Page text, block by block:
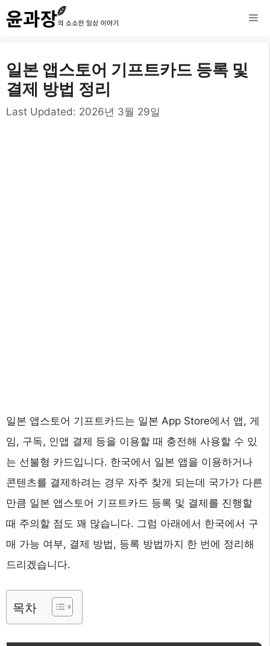
컨
텐
로
건
너
메
일본 앱스토어 기프트카드 등록 및
결제 방법 정리
Last Updated: 2026년 3월 29일
일본 앱스토어 기프트카드는 일본 App Store에서 앱, 게
임, 구독, 인앱 결제 등을 이용할 때 충전해 사용할 수 있
는 선불형 카드입니다. 한국에서 일본 앱을 이용하거나
콘텐츠를 결제하려는 경우 자주 찾게 되는데 국가가 다른
만큼 일본 앱스토어 기프트카드 등록 및 결제를 진행할
때 주의할 점도 꽤 많습니다. 그럼 아래에서 한국에서 구
매 가능 여부, 결제 방법, 등록 방법까지 한 번에 정리해
드리겠습니다.
목차